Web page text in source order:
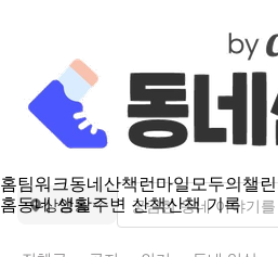
홈팀워크동네산책런마일모두의챌
홈동네 생활주변 산책산책 기록
상암동